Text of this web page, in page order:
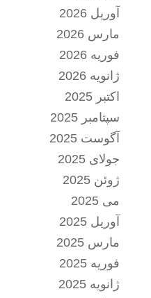
آوریل 2026
مارس 2026
فوریه 2026
ژانویه 2026
اکتبر 2025
سپتامبر 2025
آگوست 2025
جولای 2025
ژوئن 2025
می 2025
آوریل 2025
مارس 2025
فوریه 2025
ژانویه 2025